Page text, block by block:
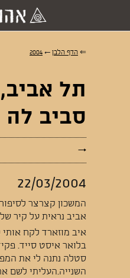
⇐ הדף הלבן ←
2004
תל
סביב לה
→
22/03/2004
המשכון קצרצר
אביב נראית על קיר של
איב מוזארד לקח אותי
בלואר איסט סייד.
סטלה נתנה לי את
השנייה.העליתי לשם